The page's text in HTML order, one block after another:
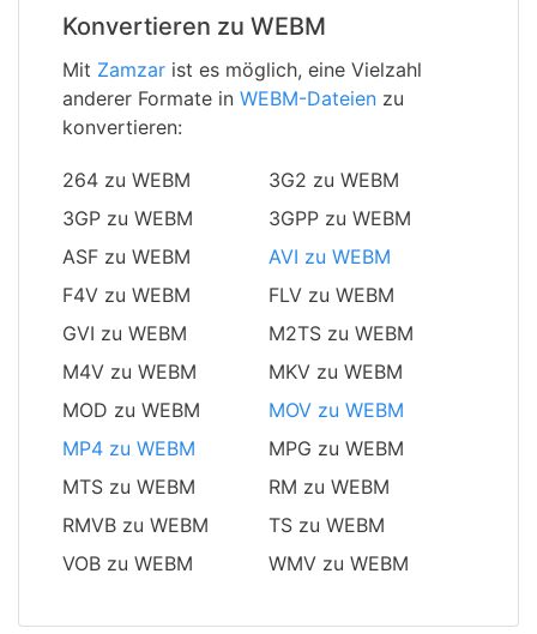
Konvertieren zu WEBM
Mit Zamzar ist es möglich, eine Vielzahl
anderer Formate in WEBM-Dateien zu
konvertieren:
264 zu WEBM
3G2 zu WEBM
3GP zu WEBM
3GPP zu WEBM
ASF zu WEBM
AVI zu WEBM
F4V zu WEBM
FLV zu WEBM
GVI zu WEBM
M2TS zu WEBM
M4V zu WEBM
MKV zu WEBM
MOD zu WEBM
MOV zu WEBM
MP4 zu WEBM
MPG zu WEBM
MTS zu WEBM
RM zu WEBM
RMVB zu WEBM
TS zu WEBM
VOB zu WEBM
WMV zu WEBM